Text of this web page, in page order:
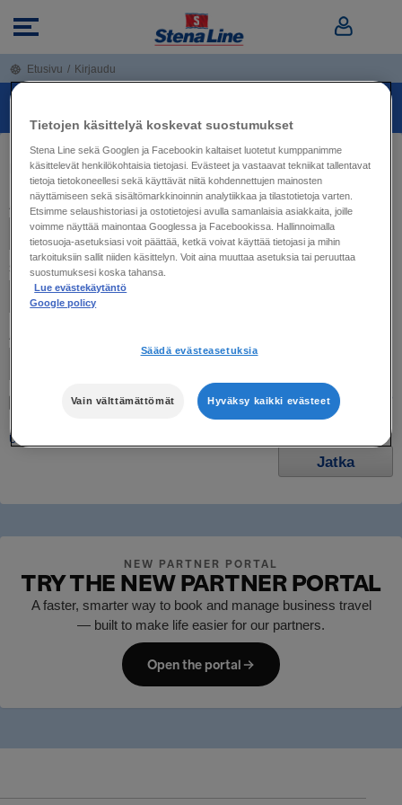
Etusivu / Kirjaudu
NEW PARTNER PORTAL
TRY THE NEW PARTNER PORTAL
A faster, smarter way to book and manage business travel
— built to make life easier for our partners.
Open the portal
MATKANJÄRJESTÄJÄ KIRJAUDU
Agentin tunnus
Salasana
Agent viite
Muista minut Unohtuiko salasana?
Uusi käyttäjä?
Tietojen käsittelyä koskevat suostumukset
Stena Line sekä Googlen ja Facebookin kaltaiset luotetut kumppanimme
käsittelevät henkilökohtaisia tietojasi. Evästeet ja vastaavat tekniikat tallentavat
tietoja tietokoneellesi sekä käyttävät niitä kohdennettujen mainosten
näyttämiseen sekä sisältömarkkinoinnin analytiikkaa ja tilastotietoja varten.
Etsimme selaushistoriasi ja ostotietojesi avulla samanlaisia asiakkaita, joille
voimme näyttää mainontaa Googlessa ja Facebookissa. Hallinnoimalla
tietosuoja-asetuksiasi voit päättää, ketkä voivat käyttää tietojasi ja mihin
tarkoituksiin sallit niiden käsittelyn. Voit aina muuttaa asetuksia tai peruuttaa
suostumuksesi koska tahansa.
Lue evästekäytäntö
Google policy
Säädä evästeasetuksia
Vain välttämättömät Hyväksy kaikki evästeet